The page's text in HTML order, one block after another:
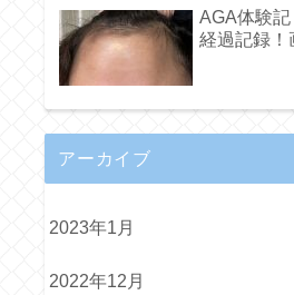
AGA体験記
経過記録
アーカイブ
2023年1月
2022年12月